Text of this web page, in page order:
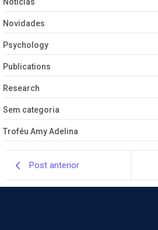
Notícias
Novidades
Psychology
Publications
Research
Sem categoria
Troféu Amy Adelina
Post anterior